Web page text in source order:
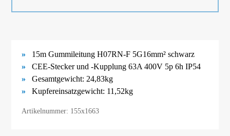
15m Gummileitung H07RN-F 5G16mm² schwarz
CEE-Stecker und -Kupplung 63A 400V 5p 6h IP54
Gesamtgewicht: 24,83kg
Kupfereinsatzgewicht: 11,52kg
Artikelnummer: 155x1663